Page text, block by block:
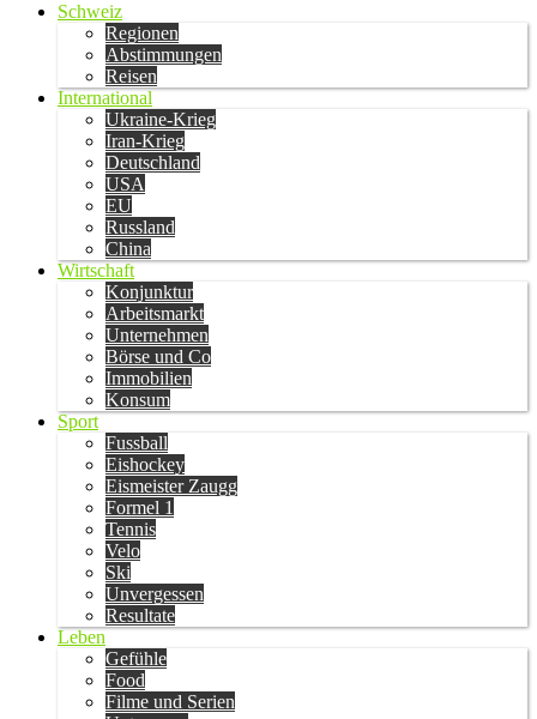
Schweiz
Regionen
Abstimmungen
Reisen
International
Ukraine-Krieg
Iran-Krieg
Deutschland
USA
EU
Russland
China
Wirtschaft
Konjunktur
Arbeitsmarkt
Unternehmen
Börse und Co
Immobilien
Konsum
Sport
Fussball
Eishockey
Eismeister Zaugg
Formel 1
Tennis
Velo
Ski
Unvergessen
Resultate
Leben
Gefühle
Food
Filme und Serien